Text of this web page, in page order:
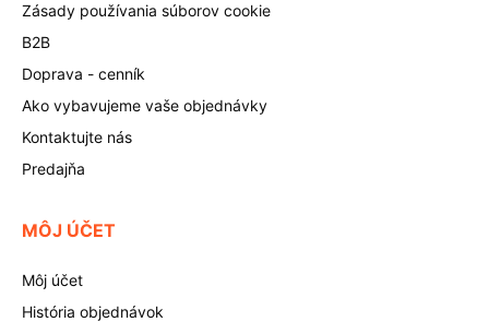
Zásady používania súborov cookie
B2B
Doprava - cenník
Ako vybavujeme vaše objednávky
Kontaktujte nás
Predajňa
MÔJ ÚČET
Môj účet
História objednávok